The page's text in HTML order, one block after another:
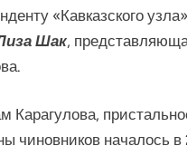
«Кавказского узла»
Шак,
Карагулова,
чиновников началось в